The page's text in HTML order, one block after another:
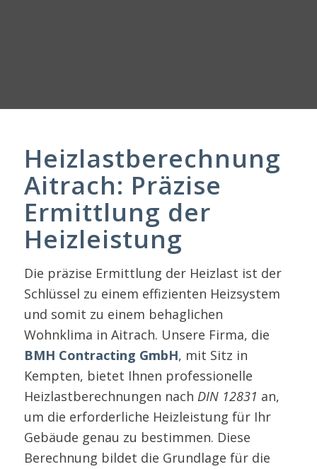
Heizlastberechnung
Aitrach: Präzise
Ermittlung der
Heizleistung
Die präzise Ermittlung der Heizlast ist der
Schlüssel zu einem effizienten Heizsystem
und somit zu einem behaglichen
Wohnklima in Aitrach. Unsere Firma, die
BMH Contracting GmbH, mit Sitz in
Kempten, bietet Ihnen professionelle
Heizlastberechnungen nach DIN 12831 an,
um die erforderliche Heizleistung für Ihr
Gebäude genau zu bestimmen. Diese
Berechnung bildet die Grundlage für die